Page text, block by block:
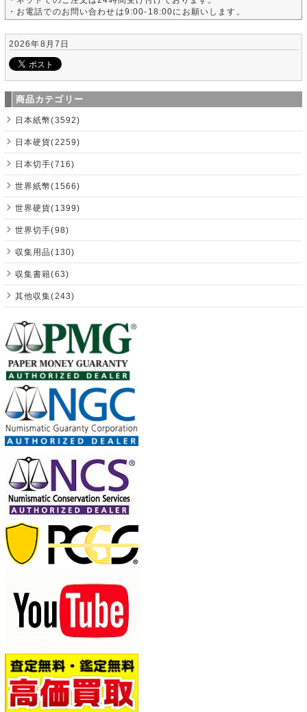
・お電話でのお問い合わせは9:00-18:00にお願いします。
2026年8月7日
商品カテゴリー
日本紙幣(3592)
日本硬貨(2259)
日本切手(716)
世界紙幣(1566)
世界硬貨(1399)
世界切手(98)
収集用品(130)
収集書籍(63)
其他収集(243)